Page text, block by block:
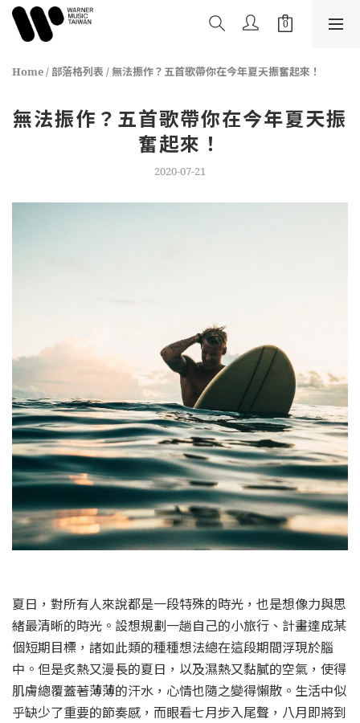
Home/ 部落格列表 /無法振作？五首歌帶你在今年夏天振奮起來！
無法振作？五首歌帶你在今年夏天振
奮起來！
2020-07-21
夏日，對所有人來說都是一段特殊的時光，也是想像力與思
緒最清晰的時光。設想規劃一趟自己的小旅行、計畫達成某
個短期目標，諸如此類的種種想法總在這段期間浮現於腦
中。但是炙熱又漫長的夏日，以及濕熱又黏膩的空氣，使得
肌膚總覆蓋著薄薄的汗水，心情也隨之變得懶散。生活中似
乎缺少了重要的節奏感，而眼看七月步入尾聲，八月即將到